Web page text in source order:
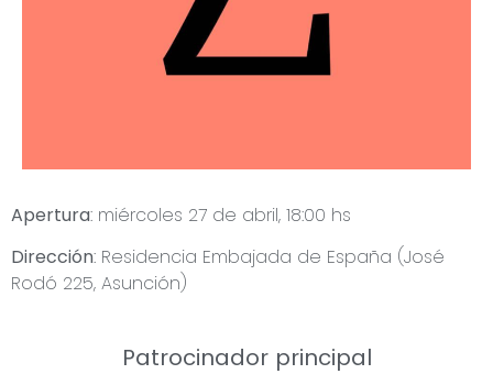
Apertura: miércoles 27 de abril, 18:00 hs
Dirección: Residencia Embajada de España (José
Rodó 225, Asunción)
Patrocinador principal